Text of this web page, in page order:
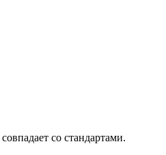
со стандартами.